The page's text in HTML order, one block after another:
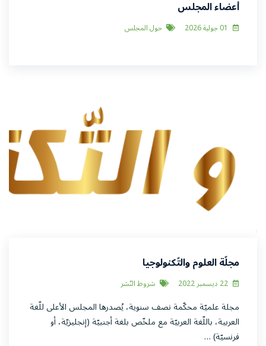
أعضاء المجلس
حول المجلس
مجلّة العلوم والتّكنولوجيا
شروط النّشر
مجلة علميّة محكّمة نصف سنوية، يُصدرها المجلس الأعلى للّغة
العربية، باللّغة العربيّة مع ملخّص بلغة أجنبيّة (إنجليزيّة، أو
فرنسيّة) …